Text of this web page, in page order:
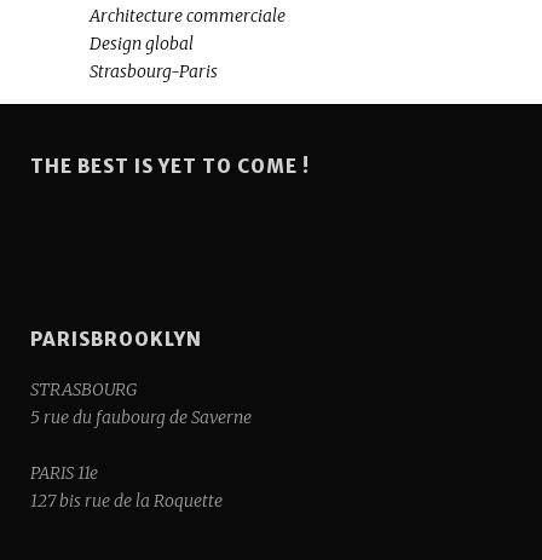
Architecture commerciale
Design global
Strasbourg-Paris
THE BEST IS YET TO COME !
PARISBROOKLYN
STRASBOURG
5 rue du faubourg de Saverne
PARIS 11e
127 bis rue de la Roquette